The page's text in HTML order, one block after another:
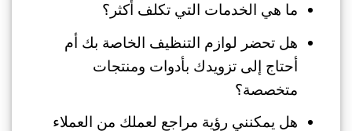
ما هي الخدمات التي تكلف أكثر؟
هل تحضر لوازم التنظيف الخاصة بك أم
أحتاج إلى تزويدك بأدوات ومنتجات
متخصصة؟
هل يمكنني رؤية مراجع لعملك من العملاء